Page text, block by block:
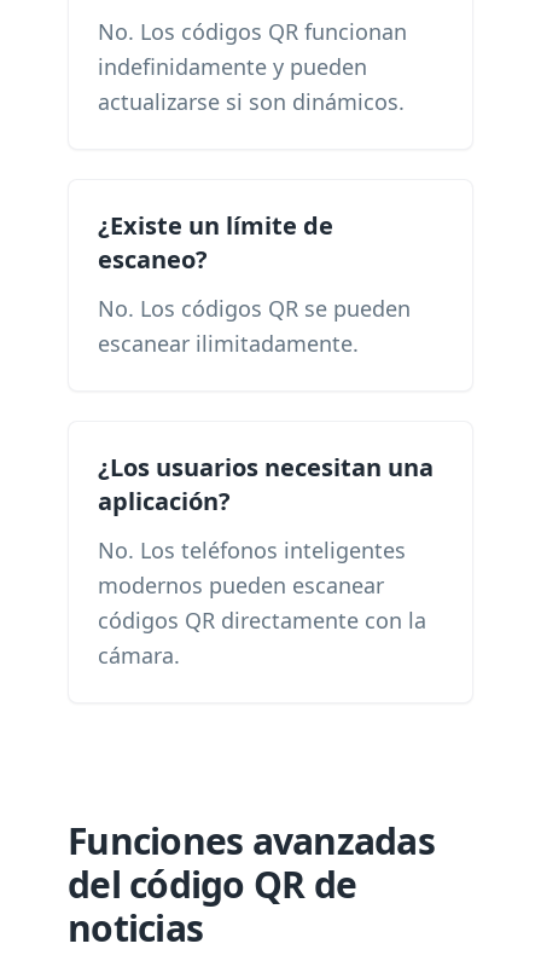
No. Los códigos QR funcionan
indefinidamente y pueden
actualizarse si son dinámicos.
¿Existe un límite de
escaneo?
No. Los códigos QR se pueden
escanear ilimitadamente.
¿Los usuarios necesitan una
aplicación?
No. Los teléfonos inteligentes
modernos pueden escanear
códigos QR directamente con la
cámara.
Funciones avanzadas
del código QR de
noticias